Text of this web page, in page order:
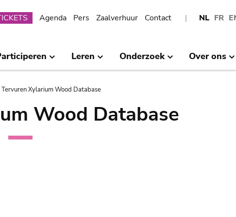
NL FR
Agenda Pers Zaalverhuur Contact
Leren Onderzoek Over ons
Tervuren Xylarium Wood Database
Wood Database